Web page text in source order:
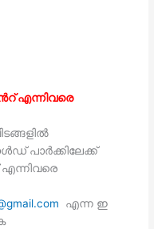
എന്നിവരെ
പാർക്കിലേക്ക്
എന്ന ഇ